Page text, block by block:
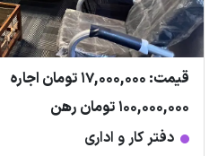
قیمت: 17,000,000 تومان اجاره
100,000,000 تومان رهن
دفتر کار و اداری